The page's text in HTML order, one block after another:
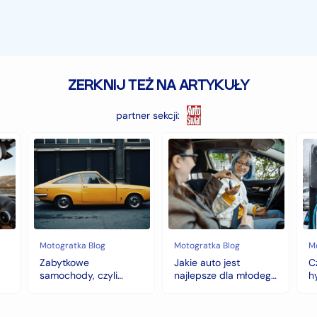
ZERKNIJ TEŻ NA ARTYKUŁY
partner sekcji:
Zabytkowe
samochody,
czyli
historia
warta
fortunę
Motogratka Blog
Zabytkowe
samochody, czyli
Jakie
auto
jest
najlepsze
dla
młodego
kierowcy?
top
5
modeli
na
pierwszy
Motogratka Blog
Jakie auto jest
najlepsze dla młodego
z
to
na